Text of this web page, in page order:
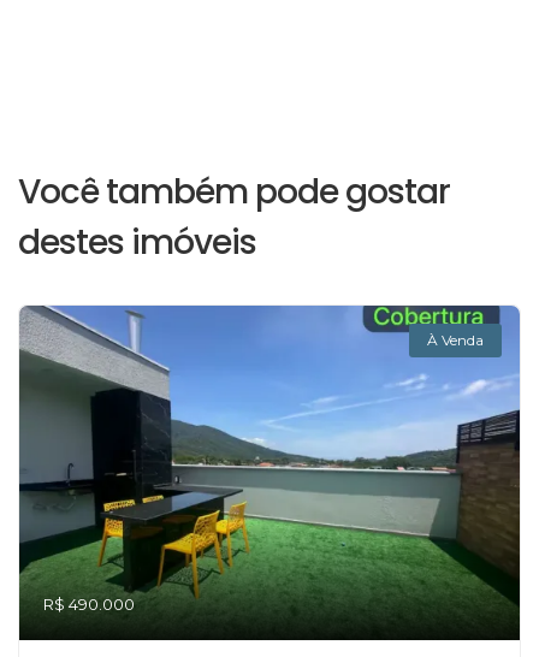
Você também pode gostar
destes imóveis
À Venda
R$ 490.000